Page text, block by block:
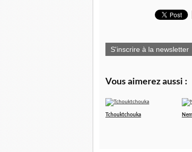
S'inscrire à la newsletter
Vous aimerez aussi :
Tchouktchouka